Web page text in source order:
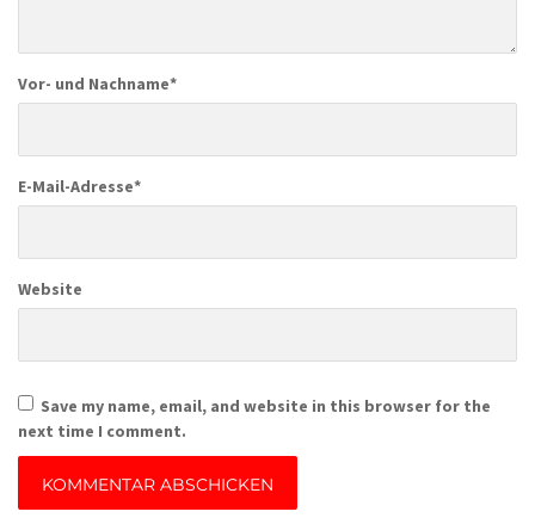
Vor- und Nachname*
E-Mail-Adresse*
Website
Save my name, email, and website in this browser for the
next time I comment.